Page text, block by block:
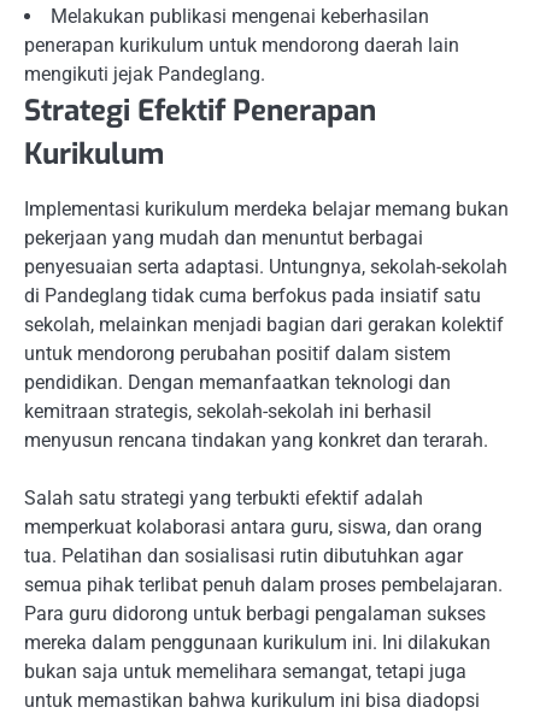
Melakukan publikasi mengenai keberhasilan
penerapan kurikulum untuk mendorong daerah lain
mengikuti jejak Pandeglang.
Strategi Efektif Penerapan
Kurikulum
Implementasi kurikulum merdeka belajar memang bukan
pekerjaan yang mudah dan menuntut berbagai
penyesuaian serta adaptasi. Untungnya, sekolah-sekolah
di Pandeglang tidak cuma berfokus pada insiatif satu
sekolah, melainkan menjadi bagian dari gerakan kolektif
untuk mendorong perubahan positif dalam sistem
pendidikan. Dengan memanfaatkan teknologi dan
kemitraan strategis, sekolah-sekolah ini berhasil
menyusun rencana tindakan yang konkret dan terarah.
Salah satu strategi yang terbukti efektif adalah
memperkuat kolaborasi antara guru, siswa, dan orang
tua. Pelatihan dan sosialisasi rutin dibutuhkan agar
semua pihak terlibat penuh dalam proses pembelajaran.
Para guru didorong untuk berbagi pengalaman sukses
mereka dalam penggunaan kurikulum ini. Ini dilakukan
bukan saja untuk memelihara semangat, tetapi juga
untuk memastikan bahwa kurikulum ini bisa diadopsi